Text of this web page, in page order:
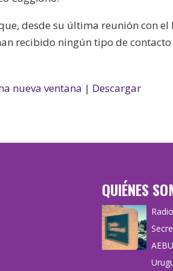
desde su última reunión con
recibido ningún tipo de
nueva ventana | Descargar
QUIÉNES